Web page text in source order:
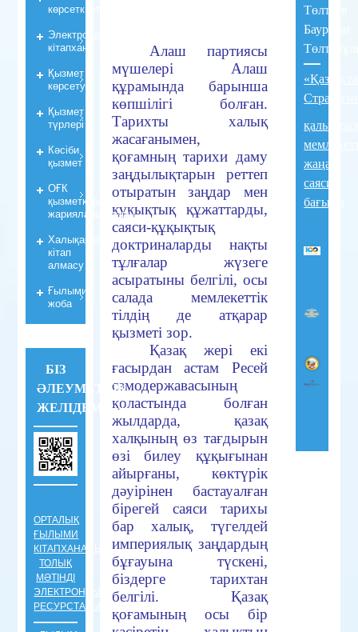
Алаш партиясы
мүшелері Алаш
құрамында барынша
көпшілігі болған.
Тарихты халық
жасағанымен,
қоғамның тарихи даму
заңдылықтарын реттеп
отыратын заңдар мен
құқықтық құжаттарды,
саяси-құқықтық
доктриналарды нақты
тұлғалар жүзеге
асыратыны белгілі, осы
салада мемлекеттік
тілдің де атқарар
қызметі зор.
Қазақ жері екі
ғасырдан астам Ресей
самодержавасының
қоластында болған
жылдарда, қазақ
халқының өз тағдырын
өзі билеу құқығынан
айырғаны, көктүрік
дәуірінен бастауалған
бірегей саяси тарихы
бар халық, түгелдей
империялық заңдардың
бұғауына түскені,
біздерге тарихтан
белгілі. Қазақ
қоғамының осы бір
Төлтаев
Бауржан
жаңа
саяси
бағыты
көрсеткiштер
Электрондық
кiтапхана
Қызмет
көрсету
Қызмет
түрлері
Кәсіби
қызмет
ОҒК
қызметкерлерiнiң
жарияланымдары
Халықаралық
кітап
алмасу
Ғылыми
жоба
БІЗ
ӘЛЕУМЕТТІК
ЖЕЛІДЕМІЗ !!!
ОРТАЛЫҚ
ҒЫЛЫМИ
КІТАПХАНАНЫҢ
ТОЛЫҚ
МӘТІНДІ
ЭЛЕКТРОНДЫҚ
РЕСУРСТАРЫ